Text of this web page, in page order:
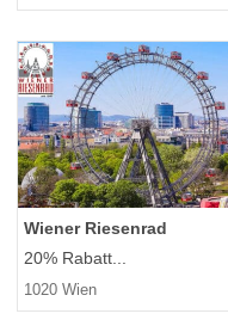
Wiener Riesenrad
20% Rabatt...
1020 Wien